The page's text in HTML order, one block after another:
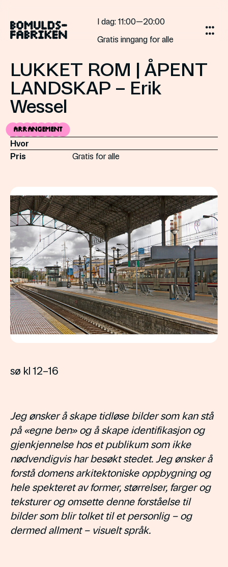
innholdet
I dag: 11:00—20:00
Gratis inngang for alle
LUKKET ROM | ÅPENT
LANDSKAP – Erik
Wessel
Arrangement
Hvor
Pris
Gratis for alle
sø kl 12–16
Jeg ønsker å skape tidløse bilder som kan stå
på «egne ben» og å skape identifikasjon og
gjenkjennelse hos et publikum som ikke
nødvendigvis har besøkt stedet. Jeg ønsker å
forstå domens arkitektoniske oppbygning og
hele spekteret av former, størrelser, farger og
teksturer og omsette denne forståelse til
bilder som blir tolket til et personlig – og
dermed allment – visuelt språk.